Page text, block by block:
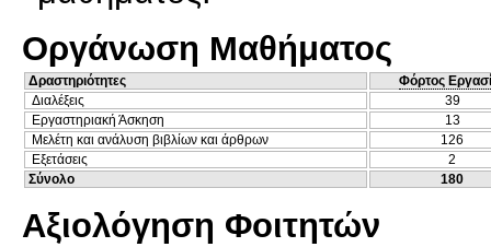
Οργάνωση Μαθήματος
Δραστηριότητες
Φόρτος
Διαλέξεις
39
Εργαστηριακή Άσκηση
13
Μελέτη και ανάλυση βιβλίων και άρθρων
126
Εξετάσεις
2
Σύνολο
180
Αξιολόγηση Φοιτητών